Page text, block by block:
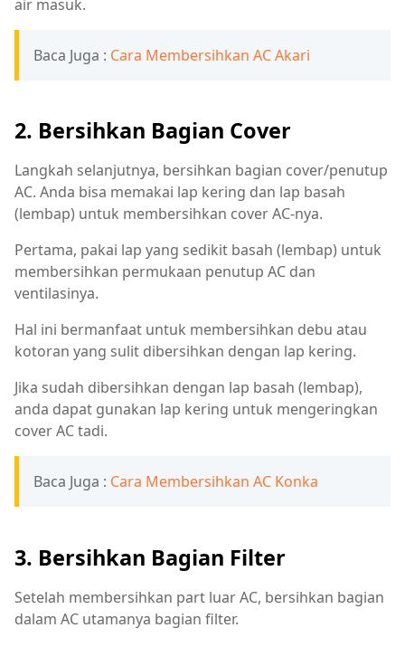
air masuk.
Baca Juga : Cara Membersihkan AC Akari
2. Bersihkan Bagian Cover
Langkah selanjutnya, bersihkan bagian cover/penutup
AC. Anda bisa memakai lap kering dan lap basah
(lembap) untuk membersihkan cover AC-nya.
Pertama, pakai lap yang sedikit basah (lembap) untuk
membersihkan permukaan penutup AC dan
ventilasinya.
Hal ini bermanfaat untuk membersihkan debu atau
kotoran yang sulit dibersihkan dengan lap kering.
Jika sudah dibersihkan dengan lap basah (lembap),
anda dapat gunakan lap kering untuk mengeringkan
cover AC tadi.
Baca Juga : Cara Membersihkan AC Konka
3. Bersihkan Bagian Filter
Setelah membersihkan part luar AC, bersihkan bagian
dalam AC utamanya bagian filter.